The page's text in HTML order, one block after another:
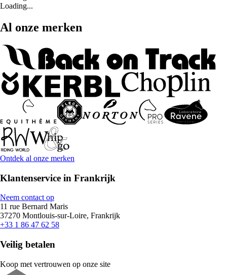
Loading...
Al onze merken
Ontdek al onze merken
Klantenservice in Frankrijk
Neem contact op
11 rue Bernard Maris
37270 Montlouis-sur-Loire, Frankrijk
+33 1 86 47 62 58
Veilig betalen
Koop met vertrouwen op onze site